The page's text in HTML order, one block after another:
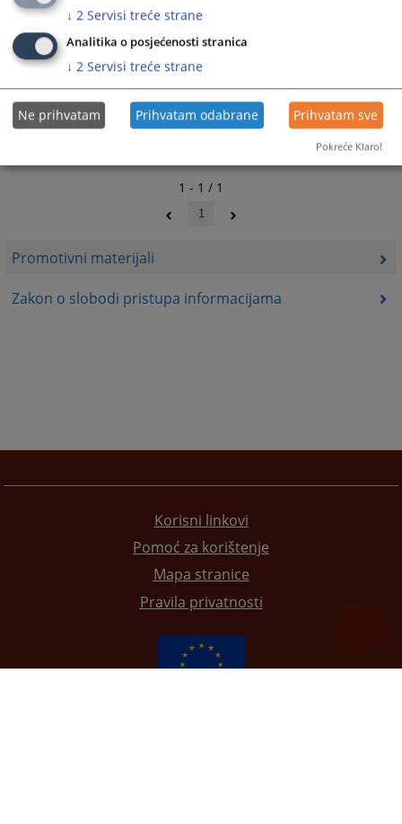
Promotivni materijali
Zakon o slobodi pristupa informacijama
Postupanje u slucajevima femicida - priručnik za
pravosudje
1 - 1 / 1
1
Korisni linkovi
Pomoć za korištenje
Mapa stranice
Pravila privatnosti
↓ 2 Servisi treće strane
Analitika o posjećenosti stranica
↓ 2 Servisi treće strane
Ne prihvatam Prihvatam odabrane Prihvatam sve
Pokreće Klaro!